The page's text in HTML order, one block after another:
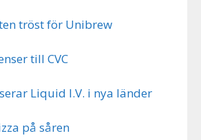
tröst för Unibrew
till CVC
Liquid I.V. i nya länder
på såren